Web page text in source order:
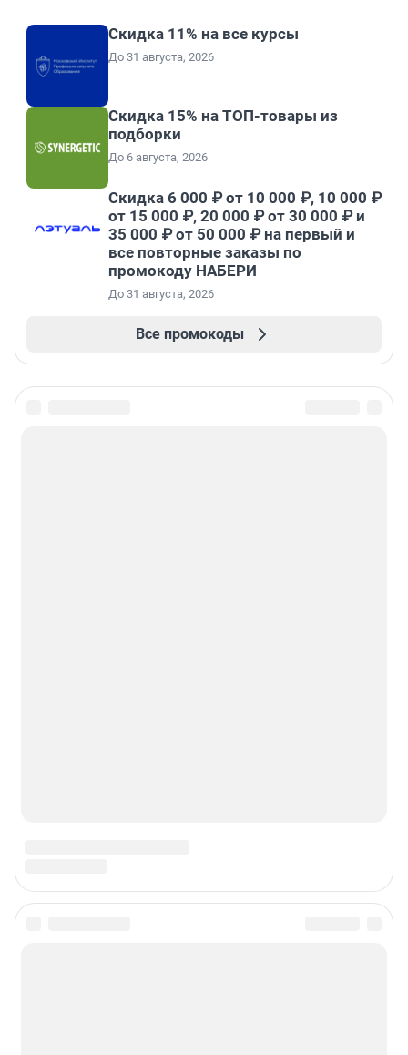
Скидка 11% на все курсы
До 31 августа, 2026
Скидка 15% на ТОП-товары из
подборки
До 6 августа, 2026
Скидка 6 000 ₽ от 10 000 ₽, 10 000 ₽
от 15 000 ₽, 20 000 ₽ от 30 000 ₽ и
35 000 ₽ от 50 000 ₽ на первый и
все повторные заказы по
промокоду НАБЕРИ
До 31 августа, 2026
Все промокоды